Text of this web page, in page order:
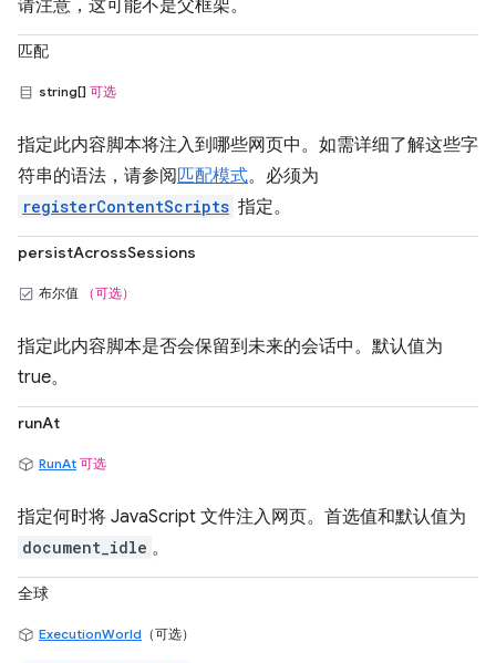
请注意，这可能不是父框架。
匹配
string[] 可选
指定此内容脚本将注入到哪些网页中。如需详细了解这些字
符串的语法，请参阅匹配模式。必须为
registerContentScripts 指定。
persistAcrossSessions
布尔值 （可选）
指定此内容脚本是否会保留到未来的会话中。默认值为
true。
runAt
RunAt 可选
指定何时将 JavaScript 文件注入网页。首选值和默认值为
document_idle 。
全球
ExecutionWorld （可选）